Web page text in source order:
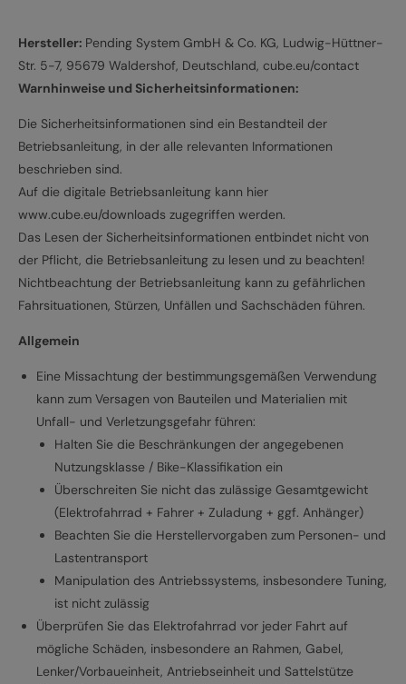
Hersteller: Pending System GmbH & Co. KG, Ludwig-Hüttner-
Str. 5-7, 95679 Waldershof, Deutschland, cube.eu/contact
Warnhinweise und Sicherheitsinformationen:
Die Sicherheitsinformationen sind ein Bestandteil der
Betriebsanleitung, in der alle relevanten Informationen
beschrieben sind.
Auf die digitale Betriebsanleitung kann hier
www.cube.eu/downloads zugegriffen werden.
Das Lesen der Sicherheitsinformationen entbindet nicht von
der Pflicht, die Betriebsanleitung zu lesen und zu beachten!
Nichtbeachtung der Betriebsanleitung kann zu gefährlichen
Fahrsituationen, Stürzen, Unfällen und Sachschäden führen.
Allgemein
Eine Missachtung der bestimmungsgemäßen Verwendung
kann zum Versagen von Bauteilen und Materialien mit
Unfall- und Verletzungsgefahr führen:
Halten Sie die Beschränkungen der angegebenen
Nutzungsklasse / Bike-Klassifikation ein
Überschreiten Sie nicht das zulässige Gesamtgewicht
(Elektrofahrrad + Fahrer + Zuladung + ggf. Anhänger)
Beachten Sie die Herstellervorgaben zum Personen- und
Lastentransport
Manipulation des Antriebssystems, insbesondere Tuning,
ist nicht zulässig
Überprüfen Sie das Elektrofahrrad vor jeder Fahrt auf
mögliche Schäden, insbesondere an Rahmen, Gabel,
Lenker/Vorbaueinheit, Antriebseinheit und Sattelstütze